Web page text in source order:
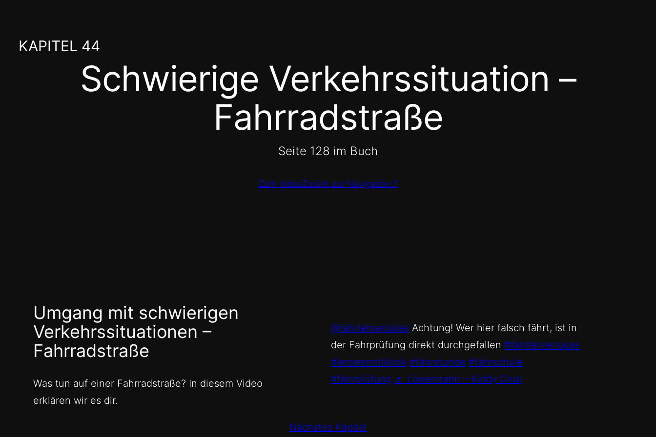
springen
KAPITEL 44
Schwierige Verkehrssituation –
Fahrradstraße
Seite 128 im Buch
Zum VideoZurück zur Navigation ⤴
Umgang mit schwierigen
Verkehrssituationen –
Fahrradstraße
Was tun auf einer Fahrradstraße? In diesem Video
erklären wir es dir.
@fahrlehrerlukas Achtung! Wer hier falsch fährt, ist in
der Fahrprüfung direkt durchgefallen #fahrlehrerlukas
#lernenmittiktok #fahrstunde #fahrschule
#fahrprüfung ♬ Löwenzahn – Kiddy Club
Nächstes Kapitel